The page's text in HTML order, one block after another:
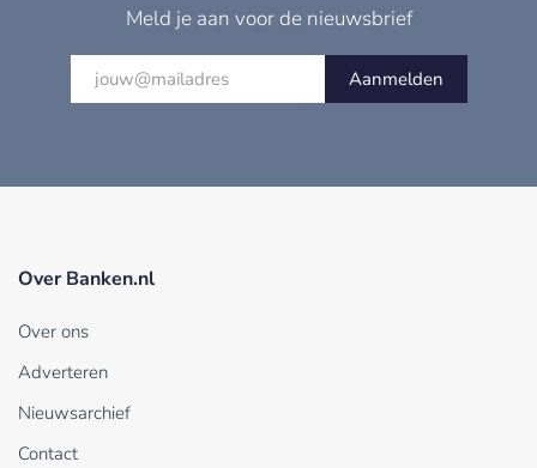
Meld je aan voor de nieuwsbrief
Aanmelden
Over Banken.nl
Over ons
Adverteren
Nieuwsarchief
Contact